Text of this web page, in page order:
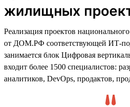
жилищных
Реализация проектов
от ДОМ.РФ соответствующей ИТ-
занимается блок Цифровая
входит более 1500 специалистов:
аналитиков, DevOps, продактов,